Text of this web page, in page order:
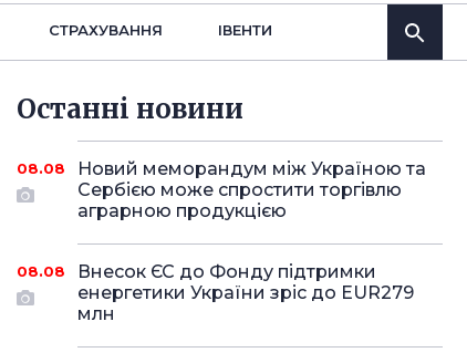
СТРАХУВАННЯ IВЕНТИ
Останнi новини
08.08
Новий меморандум між Україною та
Сербією може спростити торгівлю
аграрною продукцією
08.08
Внесок ЄС до Фонду підтримки
енергетики України зріс до EUR279
млн